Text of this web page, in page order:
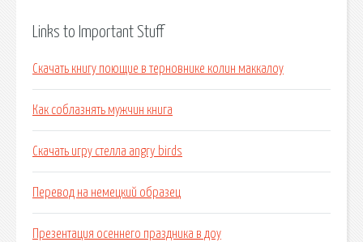
Links to Important Stuff
Скачать книгу поющие в терновнике колин маккалоу
Как соблазнять мужчин книга
Скачать игру стелла angry birds
Перевод на немецкий образец
Презентация осеннего праздника в доу